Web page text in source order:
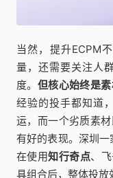
当然，提升ECPM
量，还需要关注人
度。 但核心始终是
经验的投手都知道
运，而一个劣质素
有好的表现。深圳
在使用知行奇点、
具组合后，整体投放